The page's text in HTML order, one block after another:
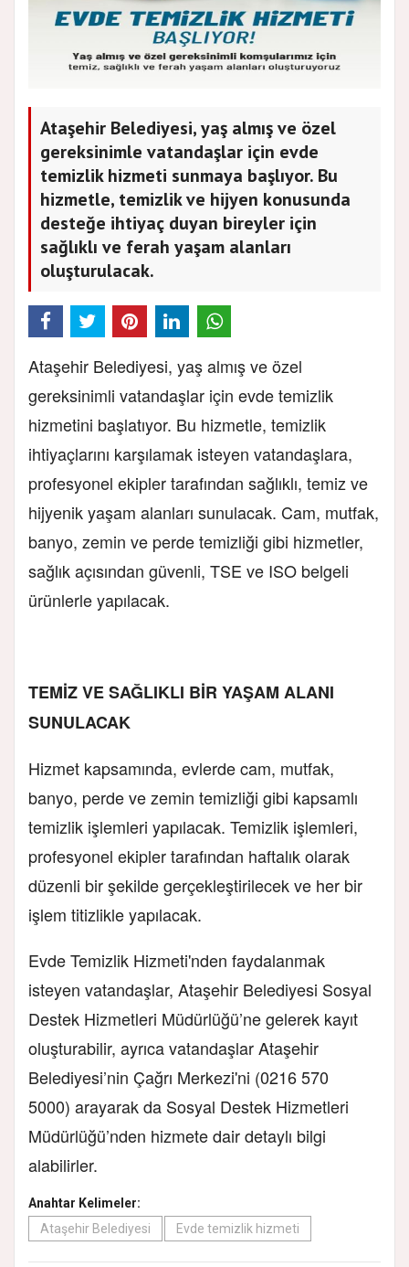
Ataşehir Belediyesi, yaş almış ve özel
gereksinimle vatandaşlar için evde
temizlik hizmeti sunmaya başlıyor. Bu
hizmetle, temizlik ve hijyen konusunda
desteğe ihtiyaç duyan bireyler için
sağlıklı ve ferah yaşam alanları
oluşturulacak.
Ataşehir Belediyesi, yaş almış ve özel
gereksinimli vatandaşlar için evde temizlik
hizmetini başlatıyor. Bu hizmetle, temizlik
ihtiyaçlarını karşılamak isteyen vatandaşlara,
profesyonel ekipler tarafından sağlıklı, temiz ve
hijyenik yaşam alanları sunulacak. Cam, mutfak,
banyo, zemin ve perde temizliği gibi hizmetler,
sağlık açısından güvenli, TSE ve ISO belgeli
ürünlerle yapılacak.
TEMİZ VE SAĞLIKLI BİR YAŞAM ALANI
SUNULACAK
Hizmet kapsamında, evlerde cam, mutfak,
banyo, perde ve zemin temizliği gibi kapsamlı
temizlik işlemleri yapılacak. Temizlik işlemleri,
profesyonel ekipler tarafından haftalık olarak
düzenli bir şekilde gerçekleştirilecek ve her bir
işlem titizlikle yapılacak.
Evde Temizlik Hizmeti'nden faydalanmak
isteyen vatandaşlar, Ataşehir Belediyesi Sosyal
Destek Hizmetleri Müdürlüğü’ne gelerek kayıt
oluşturabilir, ayrıca vatandaşlar Ataşehir
Belediyesi’nin Çağrı Merkezi'ni (0216 570
5000) arayarak da Sosyal Destek Hizmetleri
Müdürlüğü’nden hizmete dair detaylı bilgi
alabilirler.
Anahtar Kelimeler:
Ataşehir Belediyesi
Evde temizlik hizmeti